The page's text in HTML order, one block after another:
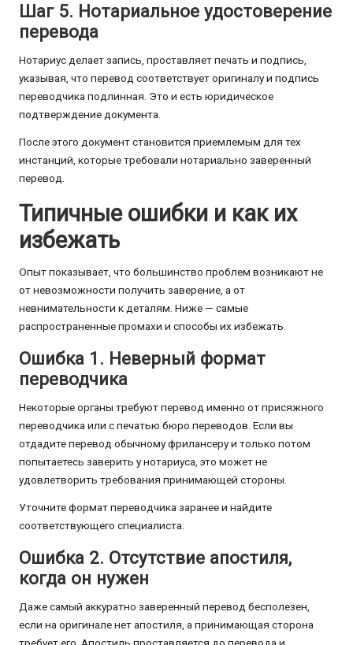
Шаг 5. Нотариальное удостоверение
перевода
Нотариус делает запись, проставляет печать и подпись,
указывая, что перевод соответствует оригиналу и подпись
переводчика подлинная. Это и есть юридическое
подтверждение документа.
После этого документ становится приемлемым для тех
инстанций, которые требовали нотариально заверенный
перевод.
Типичные ошибки и как их
избежать
Опыт показывает, что большинство проблем возникают не
от невозможности получить заверение, а от
невнимательности к деталям. Ниже — самые
распространенные промахи и способы их избежать.
Ошибка 1. Неверный формат
переводчика
Некоторые органы требуют перевод именно от присяжного
переводчика или с печатью бюро переводов. Если вы
отдадите перевод обычному фрилансеру и только потом
попытаетесь заверить у нотариуса, это может не
удовлетворить требования принимающей стороны.
Уточните формат переводчика заранее и найдите
соответствующего специалиста.
Ошибка 2. Отсутствие апостиля,
когда он нужен
Даже самый аккуратно заверенный перевод бесполезен,
если на оригинале нет апостиля, а принимающая сторона